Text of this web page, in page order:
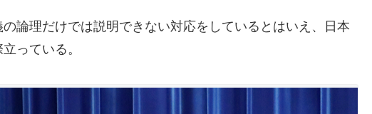
論理だけでは説明できない対応をしているとはいえ、日本
っている。